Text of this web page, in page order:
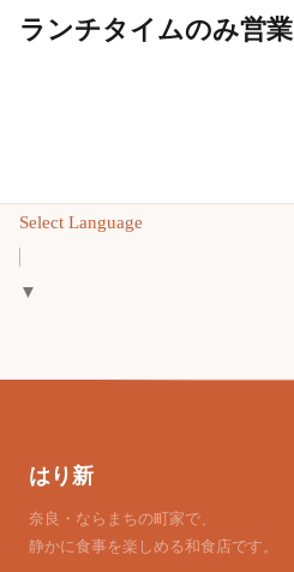
ランチタイムのみ営業
Select Language
▼
はり新
奈良・ならまちの町家で、
静かに食事を楽しめる和食店です。